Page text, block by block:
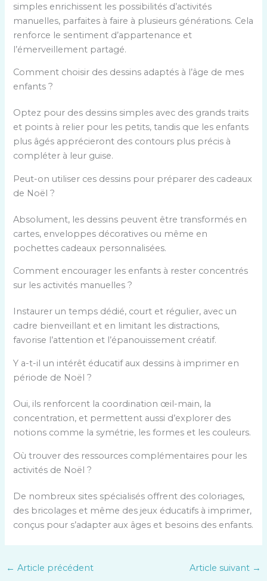
simples enrichissent les possibilités d’activités
manuelles, parfaites à faire à plusieurs générations. Cela
renforce le sentiment d’appartenance et
l’émerveillement partagé.
Comment choisir des dessins adaptés à l’âge de mes
enfants ?
Optez pour des dessins simples avec des grands traits
et points à relier pour les petits, tandis que les enfants
plus âgés apprécieront des contours plus précis à
compléter à leur guise.
Peut-on utiliser ces dessins pour préparer des cadeaux
de Noël ?
Absolument, les dessins peuvent être transformés en
cartes, enveloppes décoratives ou même en
pochettes cadeaux personnalisées.
Comment encourager les enfants à rester concentrés
sur les activités manuelles ?
Instaurer un temps dédié, court et régulier, avec un
cadre bienveillant et en limitant les distractions,
favorise l’attention et l’épanouissement créatif.
Y a-t-il un intérêt éducatif aux dessins à imprimer en
période de Noël ?
Oui, ils renforcent la coordination œil-main, la
concentration, et permettent aussi d’explorer des
notions comme la symétrie, les formes et les couleurs.
Où trouver des ressources complémentaires pour les
activités de Noël ?
De nombreux sites spécialisés offrent des coloriages,
des bricolages et même des jeux éducatifs à imprimer,
conçus pour s’adapter aux âges et besoins des enfants.
← Article précédent Article suivant →